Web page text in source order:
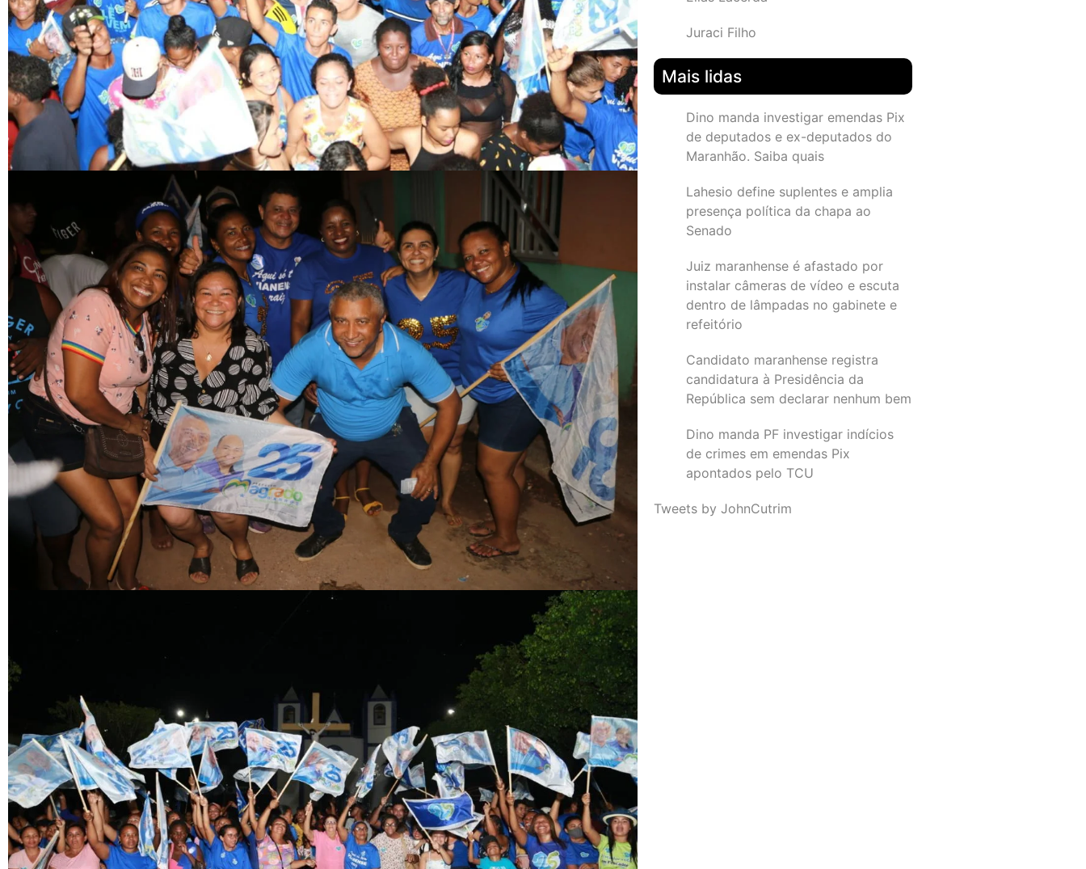
Juraci Filho
Mais lidas
Dino manda investigar emendas Pix
de deputados e ex-deputados do
Maranhão. Saiba quais
Lahesio define suplentes e amplia
presença política da chapa ao
Senado
Juiz maranhense é afastado por
instalar câmeras de vídeo e escuta
dentro de lâmpadas no gabinete e
refeitório
Candidato maranhense registra
candidatura à Presidência da
República sem declarar nenhum bem
Dino manda PF investigar indícios
de crimes em emendas Pix
apontados pelo TCU
Tweets by JohnCutrim